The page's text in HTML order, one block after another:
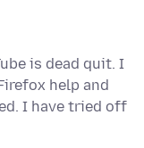
is dead quit. I
help and
I have tried off